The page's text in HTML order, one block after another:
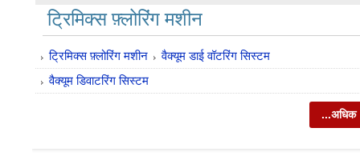
ट्रिमिक्स फ़्लोरिंग मशीन
ट्रिमिक्स फ़्लोरिंग मशीन
वैक्यूम डाई वॉटरिंग सिस्टम
वैक्यूम डिवाटरिंग सिस्टम
...अधिक